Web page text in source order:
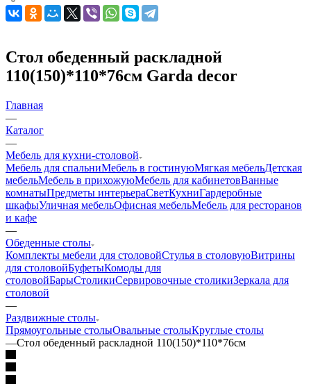
Стол обеденный раскладной
110(150)*110*76см Garda decor
Главная
—
Каталог
—
Мебель для кухни-столовой
Мебель для спальниМебель в гостинуюМягкая мебельДетская
мебельМебель в прихожуюМебель для кабинетовВанные
комнатыПредметы интерьераСветКухниГардеробные
шкафыУличная мебельОфисная мебельМебель для ресторанов
и кафе
—
Обеденные столы
Комплекты мебели для столовойСтулья в столовуюВитрины
для столовойБуфетыКомоды для
столовойБарыСтоликиСервировочные столикиЗеркала для
столовой
—
Раздвижные столы
Прямоугольные столыОвальные столыКруглые столы
—Стол обеденный раскладной 110(150)*110*76см